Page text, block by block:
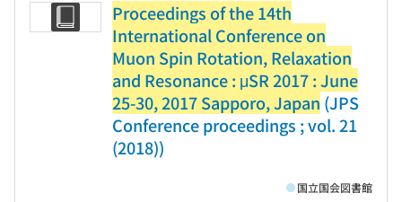
Proceedings of the 14th
International Conference on
Muon Spin Rotation, Relaxation
and Resonance : μSR 2017 : June
25-30, 2017 Sapporo, Japan (JPS
Conference proceedings ; vol. 21
(2018))
国立国会図書館